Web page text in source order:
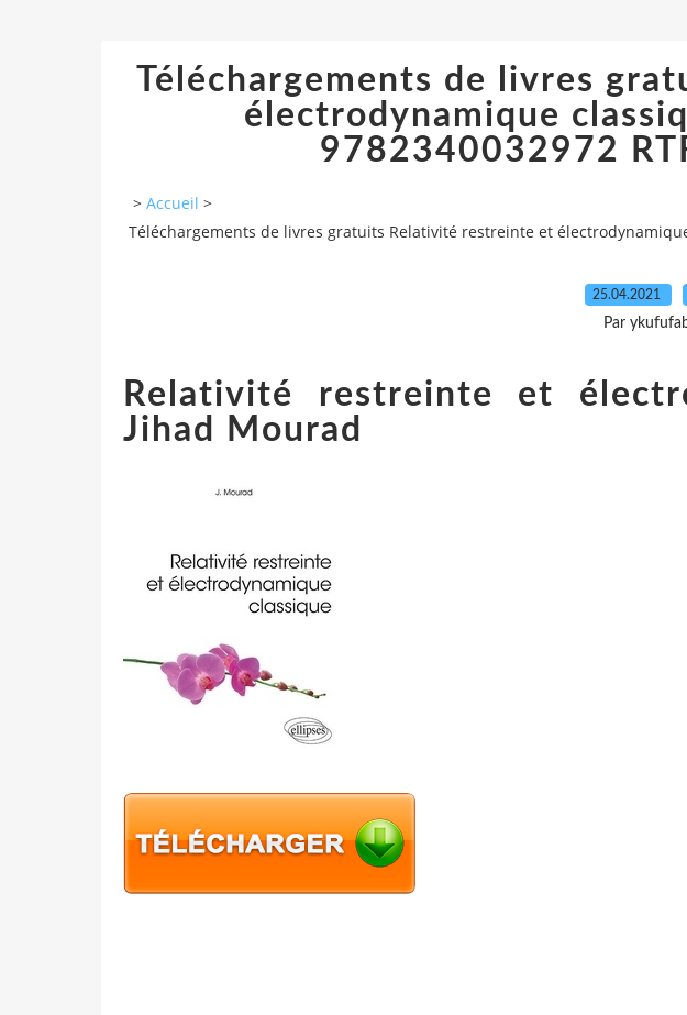
Téléchargements de livres
électrodynamique
9782340032972
> Accueil >
Téléchargements de livres gratuits Relativité restreinte et
25.04.2021
Par
Relativité restreinte et
Jihad Mourad